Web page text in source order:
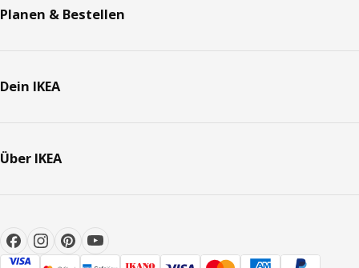
Planen & Bestellen
Dein IKEA
Über IKEA